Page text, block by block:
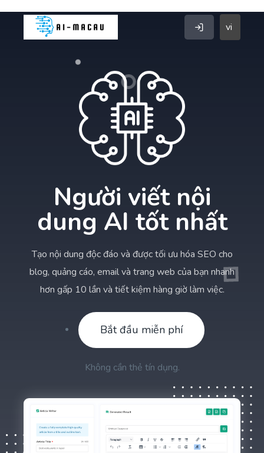
vi
Người viết nội
dung AI tốt nhất
Tạo nội dung độc đáo và được tối ưu hóa SEO cho
blog, quảng cáo, email và trang web của bạn nhanh
hơn gấp 10 lần và tiết kiệm hàng giờ làm việc.
Bắt đầu miễn phí
Không cần thẻ tín dụng.